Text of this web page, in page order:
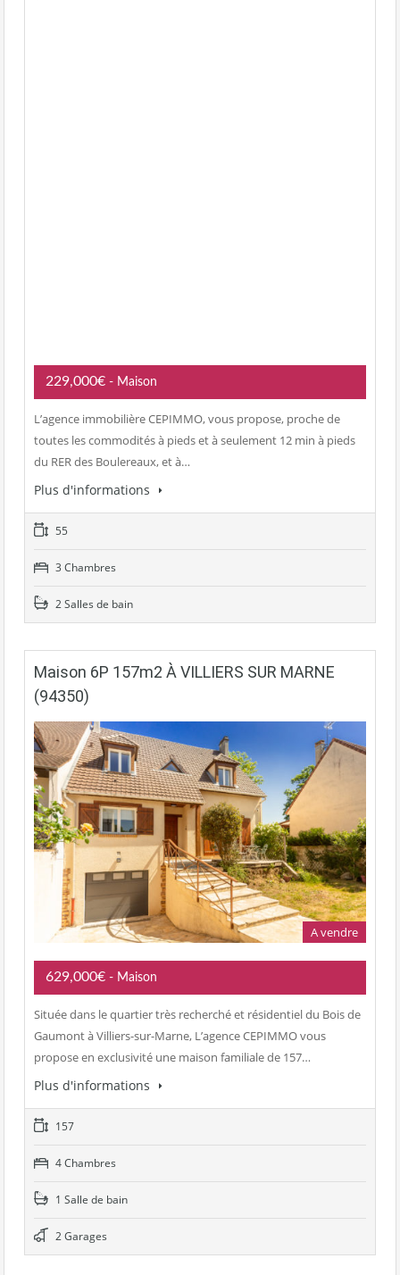
229,000€ - Maison
L’agence immobilière CEPIMMO, vous propose, proche de
toutes les commodités à pieds et à seulement 12 min à pieds
du RER des Boulereaux, et à…
Plus d'informations
55
3 Chambres
2 Salles de bain
Maison 6P 157m2 À VILLIERS SUR MARNE
(94350)
A vendre
629,000€ - Maison
Située dans le quartier très recherché et résidentiel du Bois de
Gaumont à Villiers-sur-Marne, L’agence CEPIMMO vous
propose en exclusivité une maison familiale de 157…
Plus d'informations
157
4 Chambres
1 Salle de bain
2 Garages